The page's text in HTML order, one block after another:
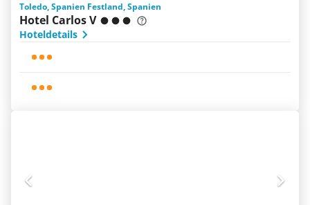
Toledo, Spanien Festland, Spanien
Hotel Carlos V
Hoteldetails